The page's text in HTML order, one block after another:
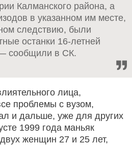
Калманского района, а
в указанном им месте,
следствию, были
останки 16-летней
сообщили в СК.
лица,
проблемы с вузом,
и дальше, уже для других
1999 года маньяк
женщин 27 и 25 лет,